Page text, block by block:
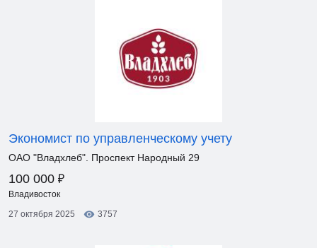
Экономист по управленческому учету
ОАО "Владхлеб". Проспект Народный 29
100 000 ₽
Владивосток
27 октября 2025
3757